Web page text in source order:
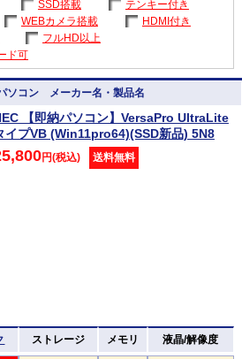
SSD搭載
テンキー付き
WEBカメラ搭載
HDMI付き
フルHD以上
ド可
ソコン メーカー名・製品名
【即納パソコン】VersaPro UltraLite
イプVB (Win11pro64)(SSD新品) 5N8
円(税込) 送料無料
ストレージ メモリ 液晶/解像度